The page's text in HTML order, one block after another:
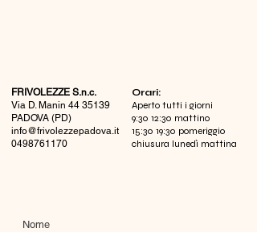
FRIVOLEZZE S.n.c.
Via D. Manin 44 35139
PADOVA (PD)
info@frivolezzepadova.it
0498761170
​Orari:
Aperto tutti i giorni
9:30 12:30 mattino
15:30 19:30 pomeriggio
chiusura lunedì mattina
Nome